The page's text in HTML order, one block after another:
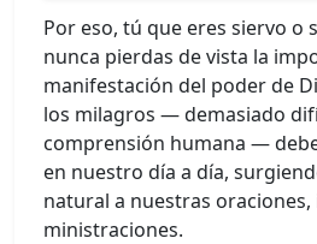
Por eso, tú que eres siervo o
nunca pierdas de vista la
manifestación del poder de
los milagros — demasiado
comprensión humana —
en nuestro día a día,
natural a nuestras
ministraciones.